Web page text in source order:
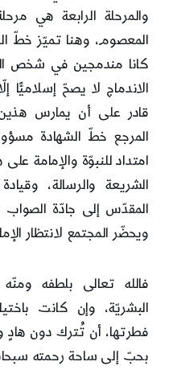
والمرحلة الرابعة هي
المعصوم، وهنا تميّز خطّ
كانا مندمجين في شخص
الاندماج لا يصحّ
قادر على أن يمارس
المرجع خطّ الشهادة
امتداد للنبوّة والإمامة
الشريعة والرسالة،
المقدّس إلى جادّة الصواب
ويحضّر المجتمع لانتظار
فالله تعالى بلطفه
البشريّة، وإن كانت
فطرتها، أن تُترك دون هادٍ
بحبّ إلى ساحة رحمته